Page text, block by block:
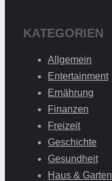
KATEGORIEN
Allgemein
Entertainment
Ernährung
Finanzen
Freizeit
Geschichte
Gesundheit
Haus & Garten